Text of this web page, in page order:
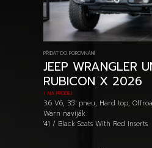
PŘIDAT DO POROVNÁNÍ
JEEP WRANGLER
RUBICON X 2026
/ NA PRODEJ
3.6 V6, 35" pneu, Hard top,
Warn naviják
'41 / Black Seats With Red Inserts